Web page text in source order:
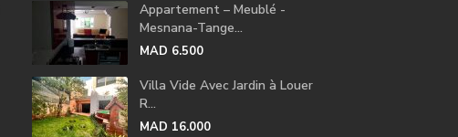
Appartement – Meublé -
Mesnana-Tange...
MAD 6.500
Villa Vide Avec Jardin à Louer
R...
MAD 16.000